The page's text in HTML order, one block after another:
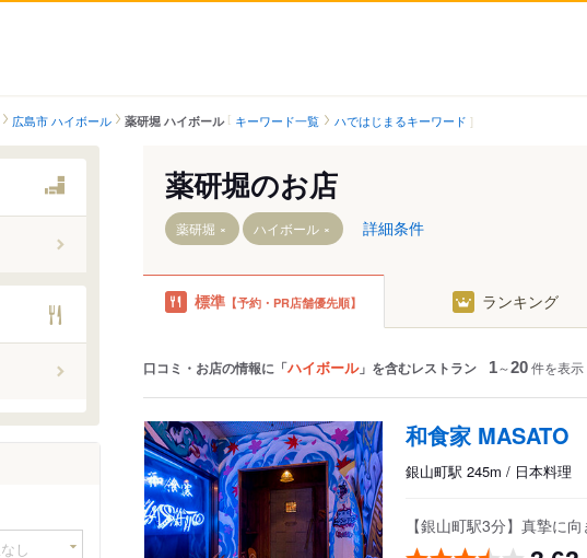
広島市 ハイボール 薬研堀 ハイボール キーワード一覧 ハではじまるキーワード
銀山町駅
薬研堀のお店
薬研堀 ハイボール 詳細条件
標準 【予約・PR店舗優先順】 ランキング
口コミ・お店の情報に「ハイボール」を含むレストラン 1～20件を表示
和食家 MASATO
銀山町駅 245m / 日本料理
【銀山町駅3分】真摯に